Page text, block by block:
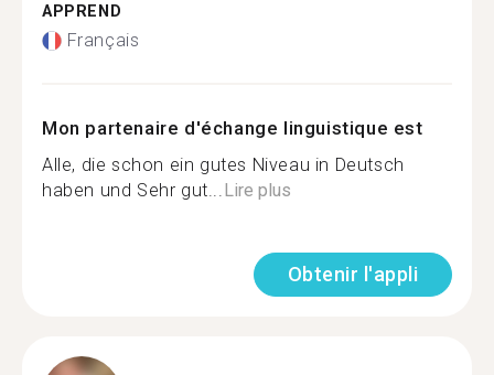
APPREND
Français
Mon partenaire d'échange linguistique est
Alle, die schon ein gutes Niveau in Deutsch
haben und Sehr gut...Lire plus
Obtenir l'appli